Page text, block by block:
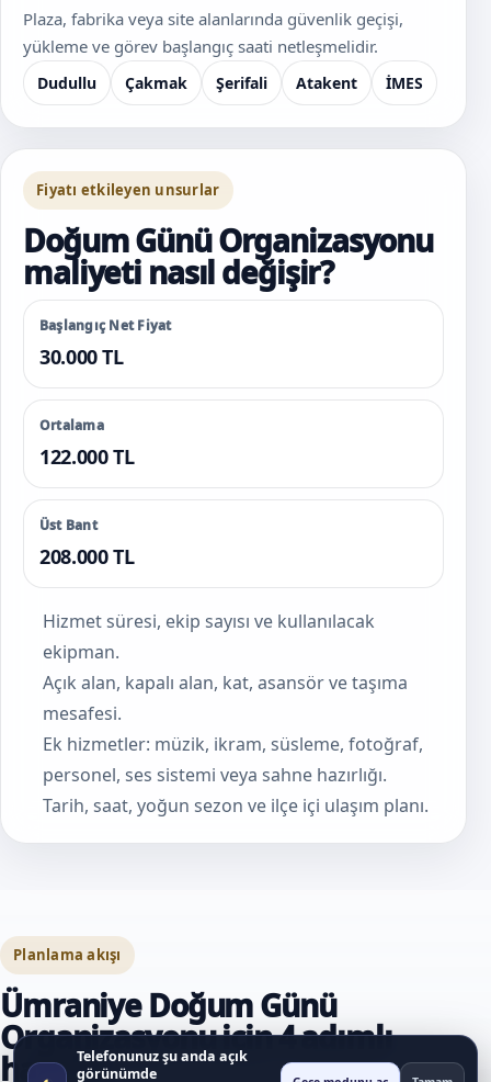
Plaza, fabrika veya site alanlarında güvenlik geçişi,
yükleme ve görev başlangıç saati netleşmelidir.
Dudullu Çakmak Şerifali Atakent İMES
Fiyatı etkileyen unsurlar
Doğum Günü Organizasyonu
maliyeti nasıl değişir?
Başlangıç Net Fiyat
30.000 TL
Ortalama
122.000 TL
Üst Bant
208.000 TL
Hizmet süresi, ekip sayısı ve kullanılacak
ekipman.
Açık alan, kapalı alan, kat, asansör ve taşıma
mesafesi.
Ek hizmetler: müzik, ikram, süsleme, fotoğraf,
personel, ses sistemi veya sahne hazırlığı.
Tarih, saat, yoğun sezon ve ilçe içi ulaşım planı.
Planlama akışı
Ümraniye Doğum Günü
Organizasyonu için 4 adımlı
hazırlıkTelefonunuz şu anda açık
görünümde